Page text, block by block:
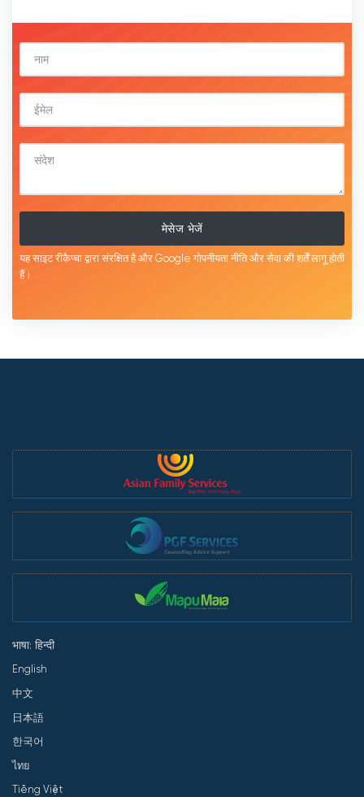
मेसेज भेजें
यह साइट रीकैप्चा द्वारा संरक्षित है और Google गोपनीयता नीतिऔरसेवा की शर्तेंलागू होती
हैं।
भाषा: हिन्दी
English
中文
日本語
한국어
ไทย
Tiếng Việt